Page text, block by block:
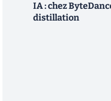
IA : chez
distillation